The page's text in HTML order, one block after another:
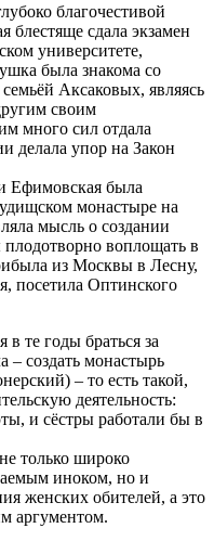
благочестивой
блестяще сдала экзамен
университете,
была знакома со
Аксаковых, являясь
своим
много сил отдала
делала упор на Закон
Ефимовская была
монастыре на
мысль о создании
воплощать в
из Москвы в Лесну,
посетила Оптинского
в те годы браться за
– создать монастырь
– то есть такой,
деятельность:
и сёстры работали бы в
только широко
иноком, но и
женских обителей, а это
аргументом.